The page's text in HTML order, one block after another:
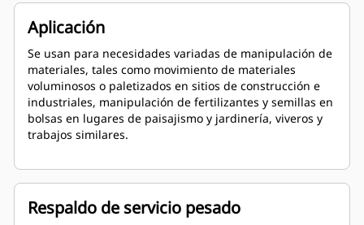
Aplicación
Se usan para necesidades variadas de manipulación de
materiales, tales como movimiento de materiales
voluminosos o paletizados en sitios de construcción e
industriales, manipulación de fertilizantes y semillas en
bolsas en lugares de paisajismo y jardinería, viveros y
trabajos similares.
Respaldo de servicio pesado